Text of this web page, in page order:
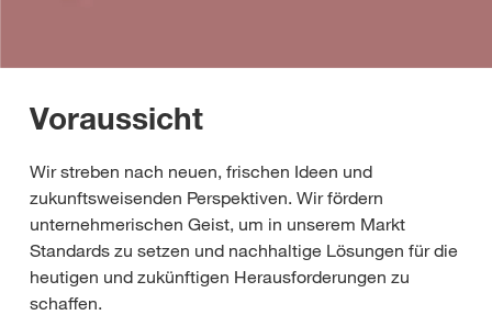
Voraussicht
Wir streben nach neuen, frischen Ideen und
zukunftsweisenden Perspektiven. Wir fördern
unternehmerischen Geist, um in unserem Markt
Standards zu setzen und nachhaltige Lösungen für die
heutigen und zukünftigen Herausforderungen zu
schaffen.